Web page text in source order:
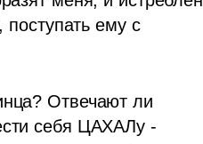
ему с
Отвечают ли
себя ЦАХАЛу -